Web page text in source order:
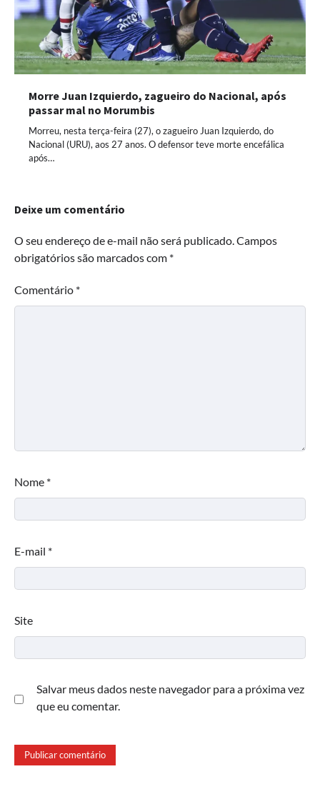
Morre Juan Izquierdo, zagueiro do Nacional, após
passar mal no Morumbis
Morreu, nesta terça-feira (27), o zagueiro Juan Izquierdo, do
Nacional (URU), aos 27 anos. O defensor teve morte encefálica
após…
Deixe um comentário
O seu endereço de e-mail não será publicado. Campos
obrigatórios são marcados com *
Comentário *
Nome *
E-mail *
Site
Salvar meus dados neste navegador para a próxima vez
que eu comentar.